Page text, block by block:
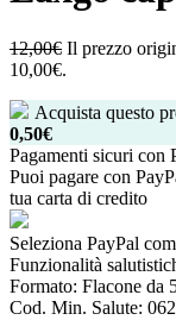
12,00€ Il prezzo
10,00€.
Acquista questo
0,50€
Pagamenti sicuri con
Puoi pagare con
tua carta di credito
Seleziona PayPal
Funzionalità
Formato: Flacone da
Cod. Min. Salute: